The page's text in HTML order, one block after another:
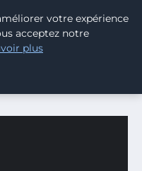
BLOG
CONTRIBUTEURS AU…
votre expérience
acceptez notre
plus